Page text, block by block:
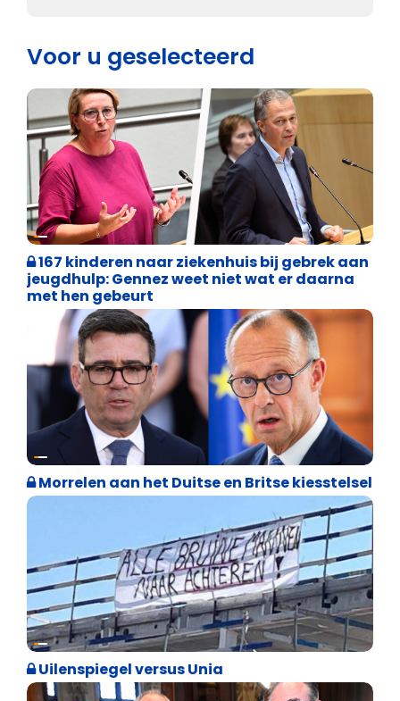
Voor u geselecteerd
Binnenland politiek
167 kinderen naar ziekenhuis bij gebrek aan
jeugdhulp: Gennez weet niet wat er daarna
met hen gebeurt
Internationale politiek
Morrelen aan het Duitse en Britse kiesstelsel
Cultuuroorlog
Uilenspiegel versus Unia